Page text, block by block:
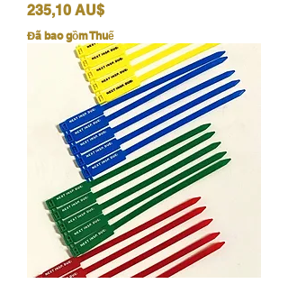
Giá
235,10 AU$
Đã bao gồm Thuế